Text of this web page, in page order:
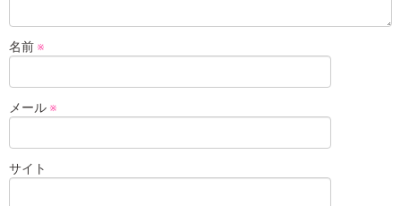
名前 ※
メール ※
サイト